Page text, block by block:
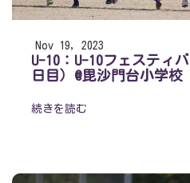
Nov 19, 2023
U-10：U-10フェスティ
日目）@毘沙門台小学校
続きを読む